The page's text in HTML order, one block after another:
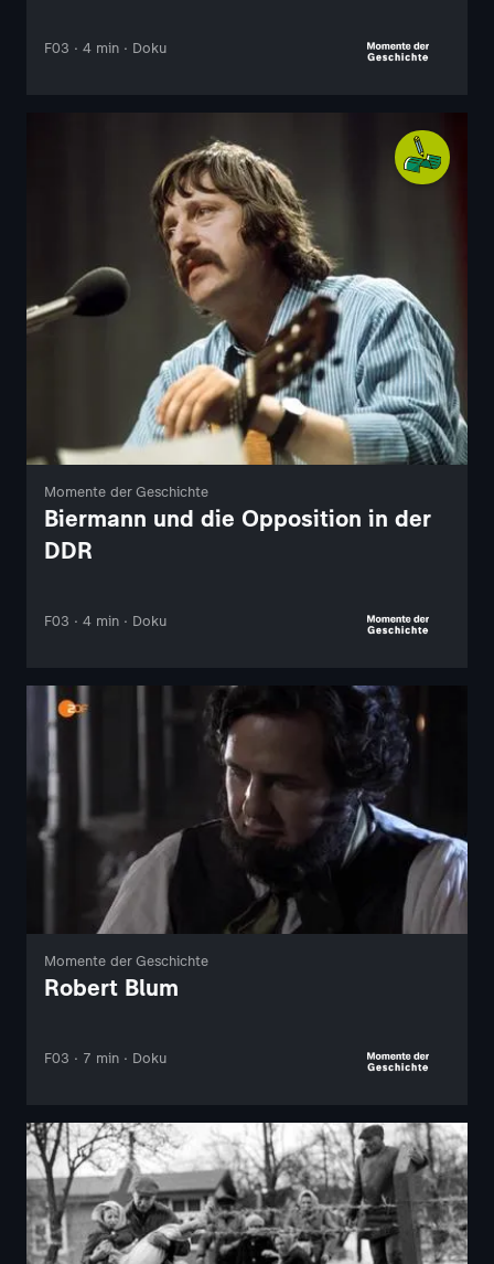
F03 · 4 min · Doku
Momente der Geschichte
Biermann und die Opposition in der
DDR
F03 · 4 min · Doku
Momente der Geschichte
Robert Blum
F03 · 7 min · Doku